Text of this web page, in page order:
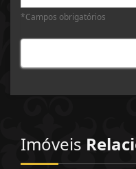
*Campos obrigatórios